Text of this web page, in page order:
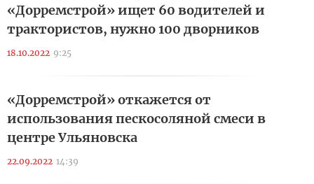
«Дорремстрой» ищет 60 водителей и
трактористов, нужно 100 дворников
18.10.2022 9:25
«Дорремстрой» откажется от
использования пескосоляной смеси в
центре Ульяновска
22.09.2022 14:39